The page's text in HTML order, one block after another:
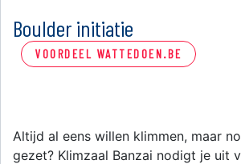
Boulder initiatie
VOORDEEL WATTEDOEN.BE
Altijd al eens willen klimmen, maar
gezet? Klimzaal Banzai nodigt je uit